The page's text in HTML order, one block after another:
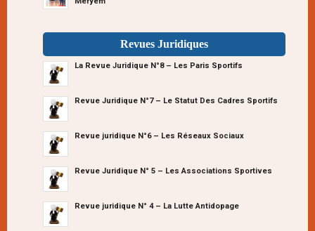
Revues Juridiques
La Revue Juridique N°8 – Les Paris Sportifs
Revue Juridique N°7 – Le Statut Des Cadres Sportifs
Revue juridique N°6 – Les Réseaux Sociaux
Revue Juridique N° 5 – Les Associations Sportives
Revue juridique N° 4 – La Lutte Antidopage